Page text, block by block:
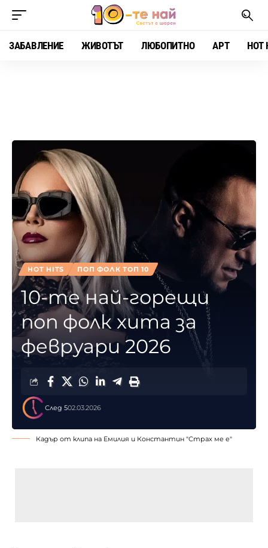
ЗАБАВЛЕНИЕ ЖИВОТЪТ ЛЮБОПИТНО АРТ HOT
HOT HITS ПОП ФОЛК ТОП 10
10-те най-горещи
поп фолк хита за
февруари 2026
След 502.03.2026
Кадър от клипа на Емилия и Константин "Страх ме е"